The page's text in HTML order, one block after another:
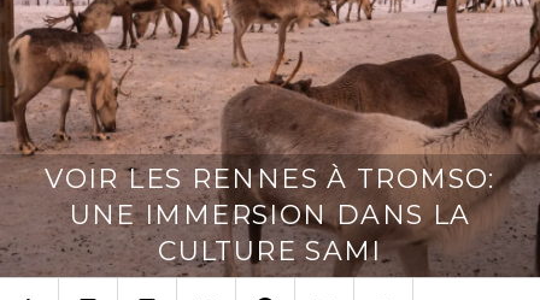
VOIR LES RENNES À TROMSO:
UNE IMMERSION DANS LA
CULTURE SAMI
TumblrFacebookInstagramTwitterPinterestYoutubeContact